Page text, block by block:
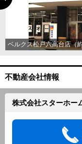
ベルクス松戸六高台店（
不動産会社情報
株式会社スターホー